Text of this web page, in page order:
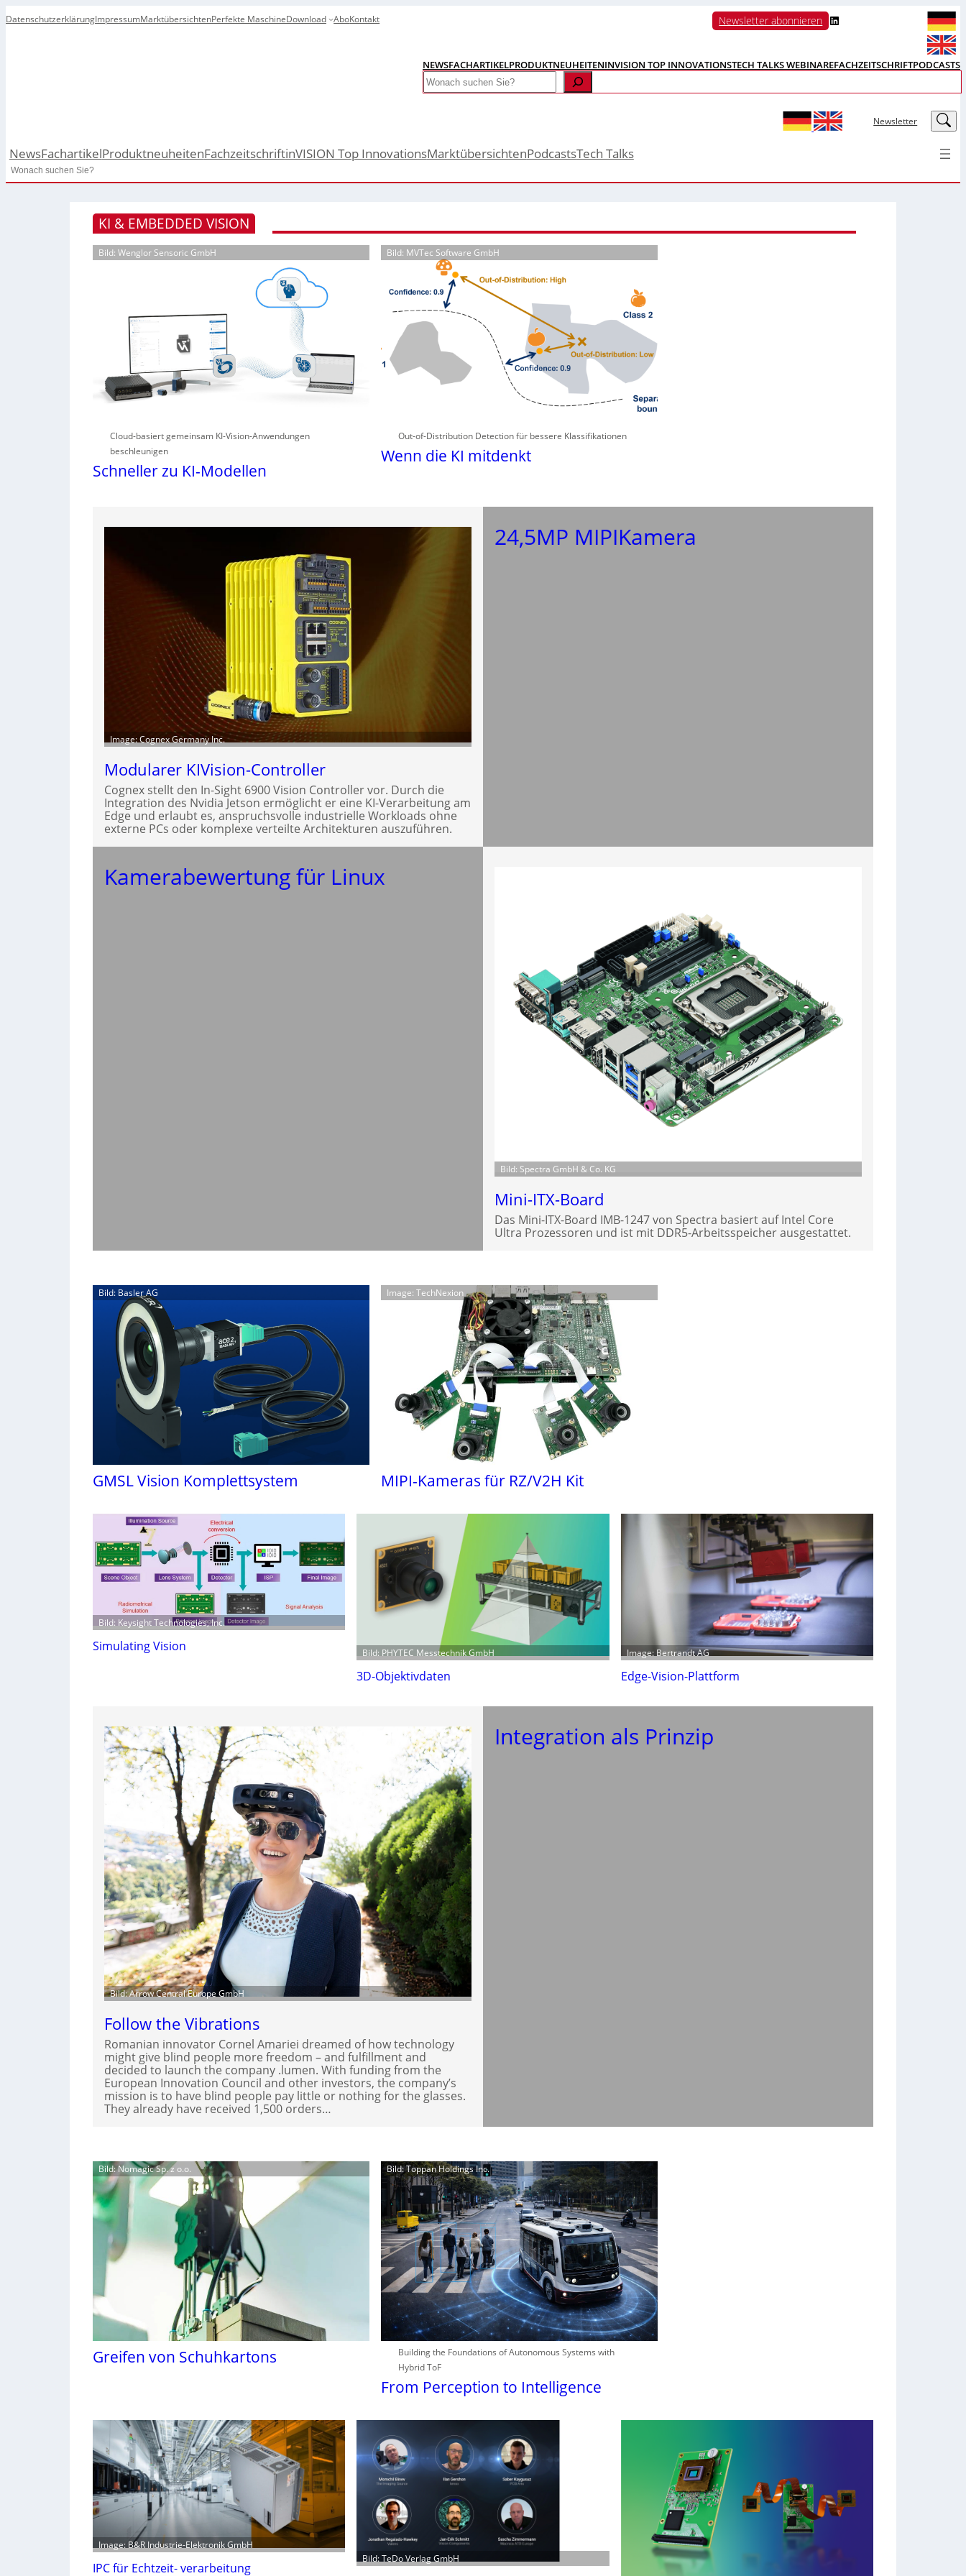
DatenschutzerklärungImpressumMarktübersichtenPerfekte MaschineDownload AboKontakt Newsletter abonnieren LinkedIn
NEWSFACHARTIKELPRODUKTNEUHEITENINVISION TOP INNOVATIONSTECH TALKS WEBINAREFACHZEITSCHRIFTPODCASTS
Search
Newsletter LinkedIn
NewsFachartikelProduktneuheitenFachzeitschriftinVISION Top InnovationsMarktübersichtenPodcastsTech Talks
Search
KI & EMBEDDED VISION
Bild: Wenglor Sensoric GmbH
Cloud-basiert gemeinsam KI-Vision-Anwendungen
beschleunigen
Schneller zu KI-Modellen
Bild: MVTec Software GmbH
Out-of-Distribution Detection für bessere Klassifikationen
Wenn die KI mitdenkt
Image: Cognex Germany Inc.
Modularer KIVision-Controller
Cognex stellt den In-Sight 6900 Vision Controller vor. Durch die
Integration des Nvidia Jetson ermöglicht er eine KI-Verarbeitung am
Edge und erlaubt es, anspruchsvolle industrielle Workloads ohne
externe PCs oder komplexe verteilte Architekturen auszuführen.
24,5MP MIPIKamera
Kamerabewertung für Linux
Bild: Spectra GmbH & Co. KG
Mini-ITX-Board
Das Mini-ITX-Board IMB-1247 von Spectra basiert auf Intel Core
Ultra Prozessoren und ist mit DDR5-Arbeitsspeicher ausgestattet.
Bild: Basler AG
GMSL Vision Komplettsystem
Image: TechNexion
MIPI-Kameras für RZ/V2H Kit
Bild: Keysight Technologies, Inc.
Simulating Vision Bild: PHYTEC Messtechnik GmbH
3D-Objektivdaten
Image: Bertrandt AG
Edge-Vision-Plattform
Bild: Arrow Central Europe GmbH
Follow the Vibrations
Romanian innovator Cornel Amariei dreamed of how technology
might give blind people more freedom – and fulfillment and
decided to launch the company .lumen. With funding from the
European Innovation Council and other investors, the company’s
mission is to have blind people pay little or nothing for the glasses.
They already have received 1,500 orders…
Integration als Prinzip
Bild: Nomagic Sp. z o.o.
Greifen von Schuhkartons
Bild: Toppan Holdings Inc.
Building the Foundations of Autonomous Systems with
Hybrid ToF
From Perception to Intelligence
Image: B&R Industrie-Elektronik GmbH
IPC für Echtzeit- verarbeitung
Bild: TeDo Verlag GmbH